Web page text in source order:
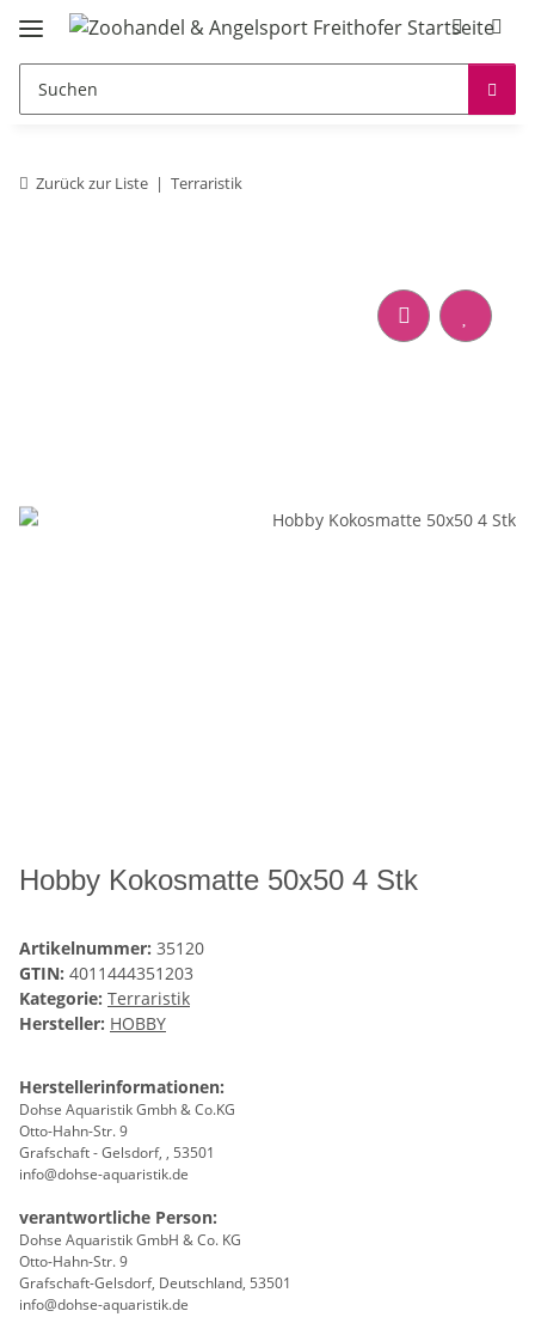
Zurück zur Liste Terraristik
Hobby Kokosmatte 50x50 4 Stk
Artikelnummer: 35120
GTIN: 4011444351203
Kategorie: Terraristik
Hersteller: HOBBY
Herstellerinformationen:
Dohse Aquaristik Gmbh & Co.KG
Otto-Hahn-Str. 9
Grafschaft - Gelsdorf, , 53501
info@dohse-aquaristik.de
verantwortliche Person:
Dohse Aquaristik GmbH & Co. KG
Otto-Hahn-Str. 9
Grafschaft-Gelsdorf, Deutschland, 53501
info@dohse-aquaristik.de